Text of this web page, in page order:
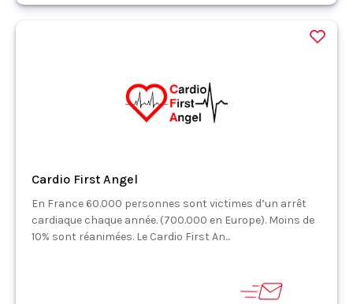
Cardio First Angel
En France 60.000 personnes sont victimes d’un arrêt
cardiaque chaque année. (700.000 en Europe). Moins de
10% sont réanimées. Le Cardio First An...